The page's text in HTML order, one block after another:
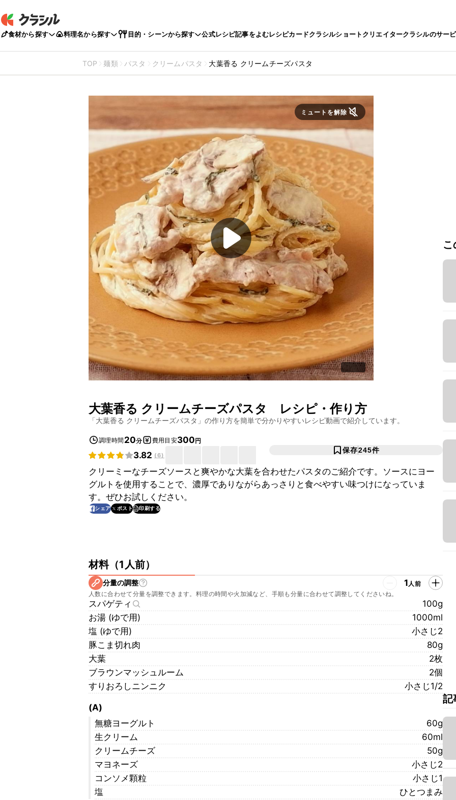
食材から探す 料理名から探す 目的・シーンから探す 公式レシピ記事をよむレシピカードクラシルショートクリエイタークラシルのサー
TOP 麺類 パスタ クリームパスタ 大葉香る クリームチーズパスタ
ミュートを解除
大葉香る クリームチーズパスタ レシピ・作り方
「大葉香る クリームチーズパスタ 」の作り方を簡単で分かりやすいレシピ動画で紹介しています。
調理時間 20分 費用目安300円
3.82 (6)
保存245件
クリーミーなチーズソースと爽やかな大葉を合わせたパスタのご紹介です。ソースにヨー
グルトを使用することで、濃厚でありながらあっさりと食べやすい味つけになっていま
す。ぜひお試しください。
シェア ポスト 印刷する
材料（1人前）
分量の調整 1人前
人数に合わせて分量を調整できます。料理の時間や火加減など、手順も分量に合わせて調整してくださいね。
スパゲティ
100g
お湯 (ゆで用)
1000ml
塩 (ゆで用)
小さじ2
豚こま切れ肉
80g
大葉
2枚
ブラウンマッシュルーム
2個
すりおろしニンニク
小さじ1/2
(A)
無糖ヨーグルト
60g
生クリーム
60ml
クリームチーズ
50g
マヨネーズ
小さじ2
コンソメ顆粒
小さじ1
塩
ひとつまみ
記